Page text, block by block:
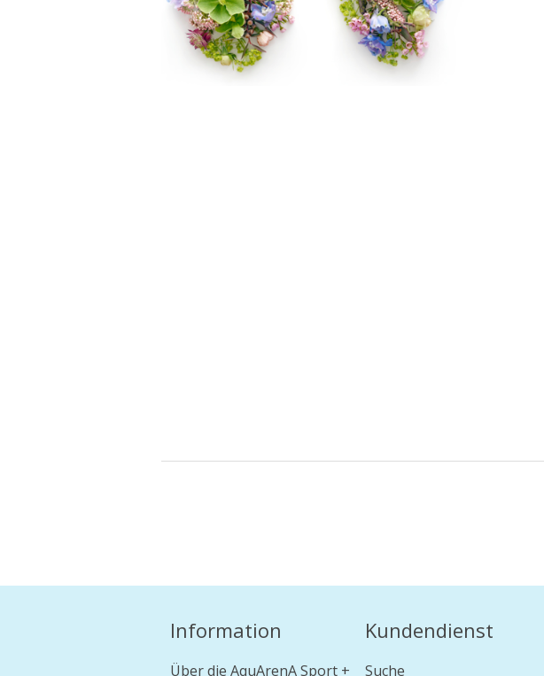
Information
Über die AquArenA Sport +
Kundendienst
Suche